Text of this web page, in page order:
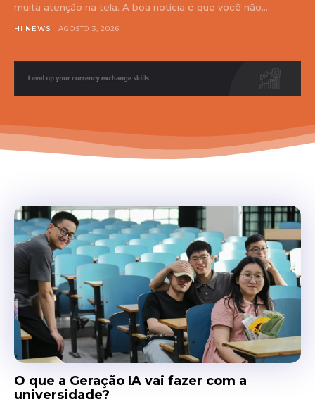
muita atenção na tela. A boa notícia é que você não...
HI NEWS AGOSTO 3, 2026
O que a Geração IA vai fazer com a
universidade?